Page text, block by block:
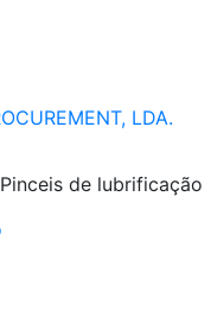
Pinceis de lubrificação